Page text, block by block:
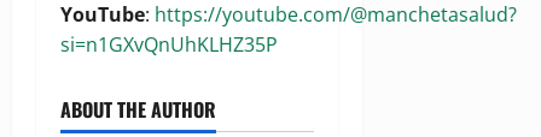
YouTube: https://youtube.com/@manchetasalud?
si=n1GXvQnUhKLHZ35P
ABOUT THE AUTHOR